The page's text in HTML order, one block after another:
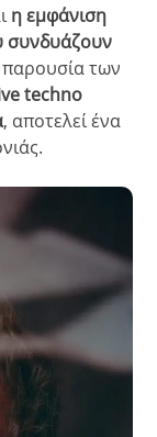
η εμφάνιση
συνδυάζουν
των
techno
, αποτελεί ένα